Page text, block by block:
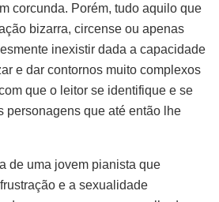
corcunda. Porém, tudo aquilo que
bizarra, circense ou apenas
inexistir dada a capacidade
e dar contornos muito complexos
que o leitor se identifique e se
personagens que até então lhe
de uma jovem pianista que
e a sexualidade